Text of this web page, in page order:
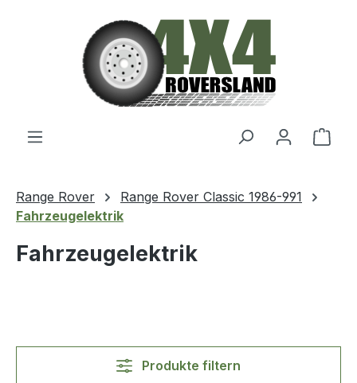
Zum Hauptinhalt springen
Range Rover
Range Rover Classic 1986-991
Fahrzeugelektrik
Fahrzeugelektrik
Produkte filtern